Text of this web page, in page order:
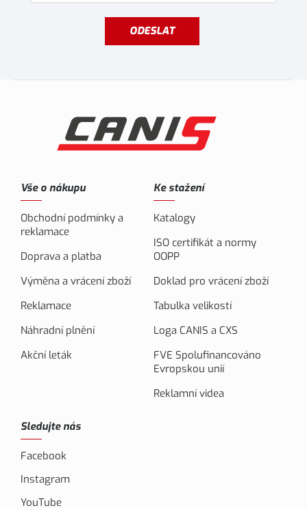
ODESLAT
Vše o nákupu
Obchodní podmínky a
reklamace
Doprava a platba
Výměna a vrácení zboží
Reklamace
Náhradní plnění
Akční leták
Ke stažení
Katalogy
ISO certifikát a normy
OOPP
Doklad pro vrácení zboží
Tabulka velikostí
Loga CANIS a CXS
FVE Spolufinancováno
Evropskou unií
Reklamní videa
Sledujte nás
Facebook
Instagram
YouTube